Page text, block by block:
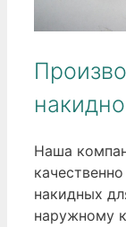
Наша
накидных
наружному